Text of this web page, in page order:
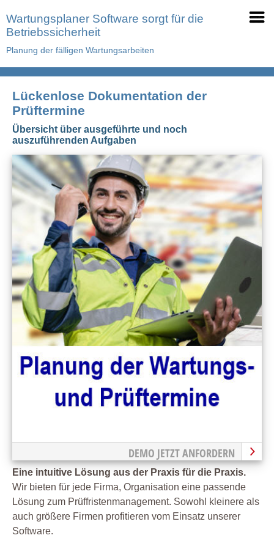
Wartungsplaner Software sorgt für die
Betriebssicherheit
Planung der fälligen Wartungsarbeiten
Lückenlose Dokumentation der
Prüftermine
Übersicht über ausgeführte und noch
auszuführenden Aufgaben
DEMO JETZT ANFORDERN
Eine intuitive Lösung aus der Praxis für die Praxis.
Wir bieten für jede Firma, Organisation eine passende
Lösung zum Prüffristenmanagement. Sowohl kleinere als
auch größere Firmen profitieren vom Einsatz unserer
Software.